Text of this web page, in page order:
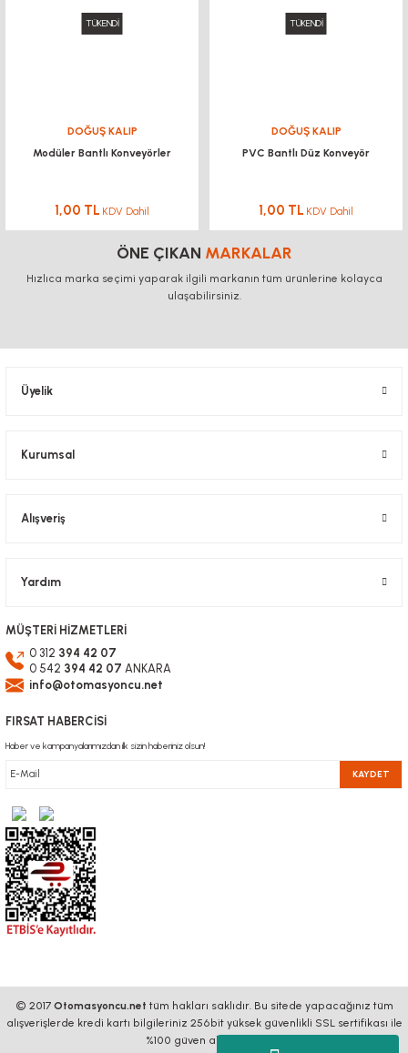
TÜKENDİ
DOĞUŞ KALIP
Modüler Bantlı Konveyörler
1,00 TL KDV Dahil
TÜKENDİ
DOĞUŞ KALIP
PVC Bantlı Düz Konveyör
1,00 TL KDV Dahil
ÖNE ÇIKAN MARKALAR
Hızlıca marka seçimi yaparak ilgili markanın tüm ürünlerine kolayca
ulaşabilirsiniz.
Üyelik
Kurumsal
Alışveriş
Yardım
MÜŞTERİ HİZMETLERİ
0 312 394 42 07
0 542 394 42 07 ANKARA
info@otomasyoncu.net
FIRSAT HABERCİSİ
Haber ve kampanyalarımızdan ilk sizin haberiniz olsun!
KAYDET
© 2017 Otomasyoncu.net tüm hakları saklıdır. Bu sitede yapacağınız tüm
alışverişlerde kredi kartı bilgileriniz 256bit yüksek güvenlikli SSL sertifikası ile
%100 güven altındadır.